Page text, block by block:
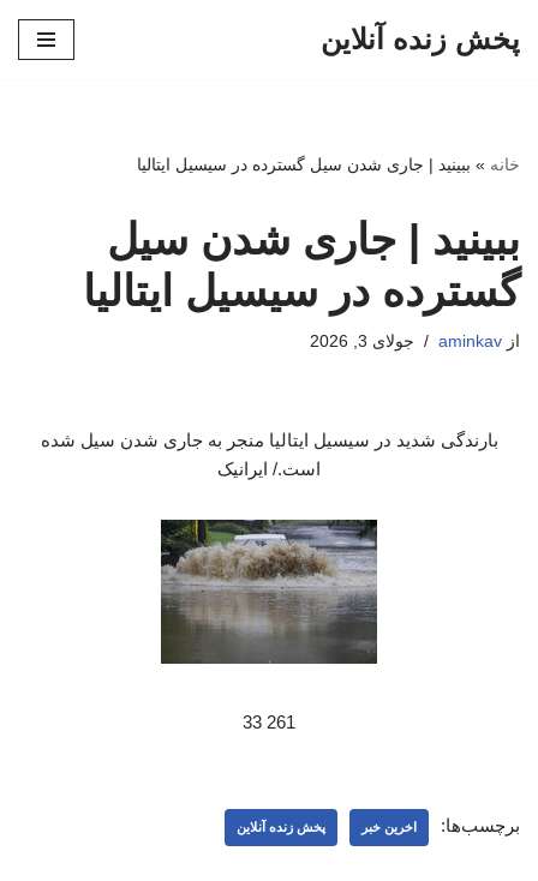
پخش زنده آنلاین
خانه » ببینید | جاری شدن سیل گسترده در سیسیل ایتالیا
ببینید | جاری شدن سیل
گسترده در سیسیل ایتالیا
از aminkav جولای 3, 2026
بارندگی شدید در سیسیل ایتالیا منجر به جاری شدن سیل شده
است./ ایرانیک
261 33
برچسب‌ها: اخرین خبر پخش زنده آنلاین